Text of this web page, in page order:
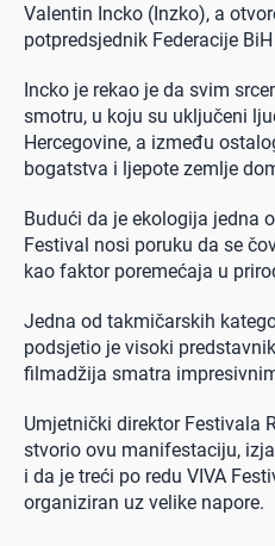
Valentin Incko (Inzko), a
potpredsjednik Federacije
Incko je rekao je da svim
smotru, u koju su uključeni
Hercegovine, a između
bogatstva i ljepote zemlje
Budući da je ekologija jedna
Festival nosi poruku da se
kao faktor poremećaja u
Jedna od takmičarskih
podsjetio je visoki
filmadžija smatra
Umjetnički direktor Festivala
stvorio ovu manifestaciju,
i da je treći po redu VIVA
organiziran uz velike napore.